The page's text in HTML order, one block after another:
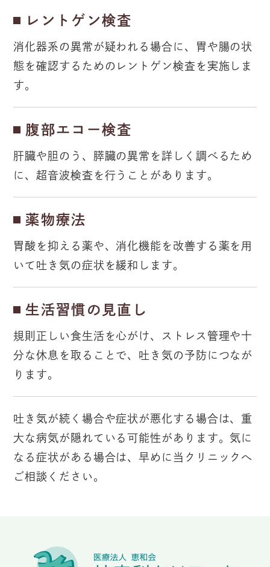
レントゲン検査
消化器系の異常が疑われる場合に、胃や腸の状
態を確認するためのレントゲン検査を実施しま
す。
腹部エコー検査
肝臓や胆のう、膵臓の異常を詳しく調べるため
に、超音波検査を行うことがあります。
薬物療法
胃酸を抑える薬や、消化機能を改善する薬を用
いて吐き気の症状を緩和します。
生活習慣の見直し
規則正しい食生活を心がけ、ストレス管理や十
分な休息を取ることで、吐き気の予防につなが
ります。
吐き気が続く場合や症状が悪化する場合は、重
大な病気が隠れている可能性があります。気に
なる症状がある場合は、早めに当クリニックへ
ご相談ください。